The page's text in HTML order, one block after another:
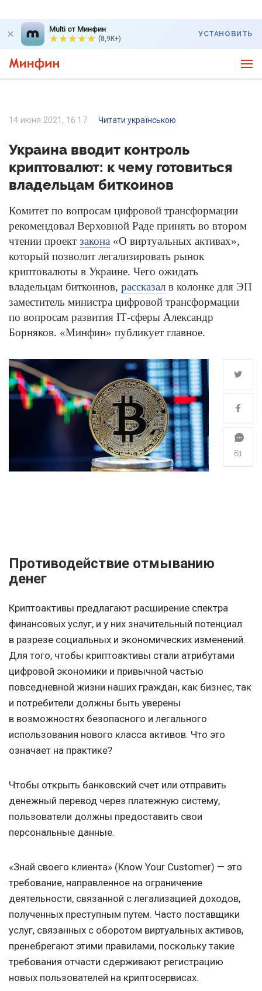
Multi от Минфин
(8,9K+)
УСТАНОВИТЬ
14 июня 2021, 16:17 Читати українською
Украина вводит контроль
криптовалют: к чему готовиться
владельцам биткоинов
Комитет по вопросам цифровой трансформации
рекомендовал Верховной Раде принять во втором
чтении проект закона «О виртуальных активах»,
который позволит легализировать рынок
криптовалюты в Украине. Чего ожидать
владельцам биткоинов, рассказал в колонке для ЭП
заместитель министра цифровой трансформации
по вопросам развития ІТ-сферы Александр
Борняков. «Минфин» публикует главное.
61
Противодействие отмыванию
денег
Криптоактивы предлагают расширение спектра
финансовых услуг, и у них значительный потенциал
в разрезе социальных и экономических изменений.
Для того, чтобы криптоактивы стали атрибутами
цифровой экономики и привычной частью
повседневной жизни наших граждан, как бизнес, так
и потребители должны быть уверены
в возможностях безопасного и легального
использования нового класса активов. Что это
означает на практике?
Чтобы открыть банковский счет или отправить
денежный перевод через платежную систему,
пользователи должны предоставить свои
персональные данные.
«Знай своего клиента» (Know Your Customer) — это
требование, направленное на ограничение
деятельности, связанной с легализацией доходов,
полученных преступным путем. Часто поставщики
услуг, связанных с оборотом виртуальных активов,
пренебрегают этими правилами, поскольку такие
требования отчасти сдерживают регистрацию
новых пользователей на криптосервисах.